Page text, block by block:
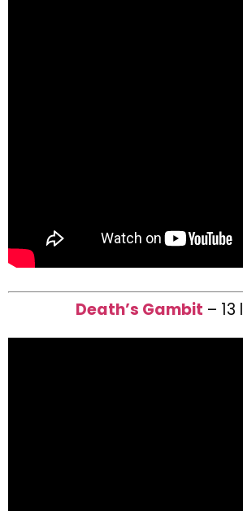
Death’s Gambit –